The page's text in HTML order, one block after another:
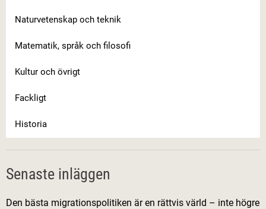
Naturvetenskap och teknik
Matematik, språk och filosofi
Kultur och övrigt
Fackligt
Historia
Senaste inläggen
Den bästa migrationspolitiken är en rättvis värld – inte högre